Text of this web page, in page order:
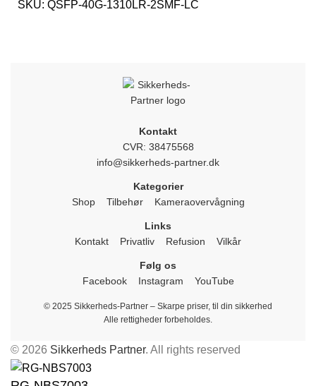
SKU: QSFP-40G-1310LR-2SMF-LC
Kontakt
CVR: 38475568
info@sikkerheds-partner.dk
Kategorier
Shop
Tilbehør Kameraovervågning
Links
Kontakt
Privatliv Refusion Vilkår
Følg os
Facebook
Instagram YouTube
© 2025 Sikkerheds-Partner – Skarpe priser, til din sikkerhed
Alle rettigheder forbeholdes.
© 2026 Sikkerheds Partner. All rights reserved